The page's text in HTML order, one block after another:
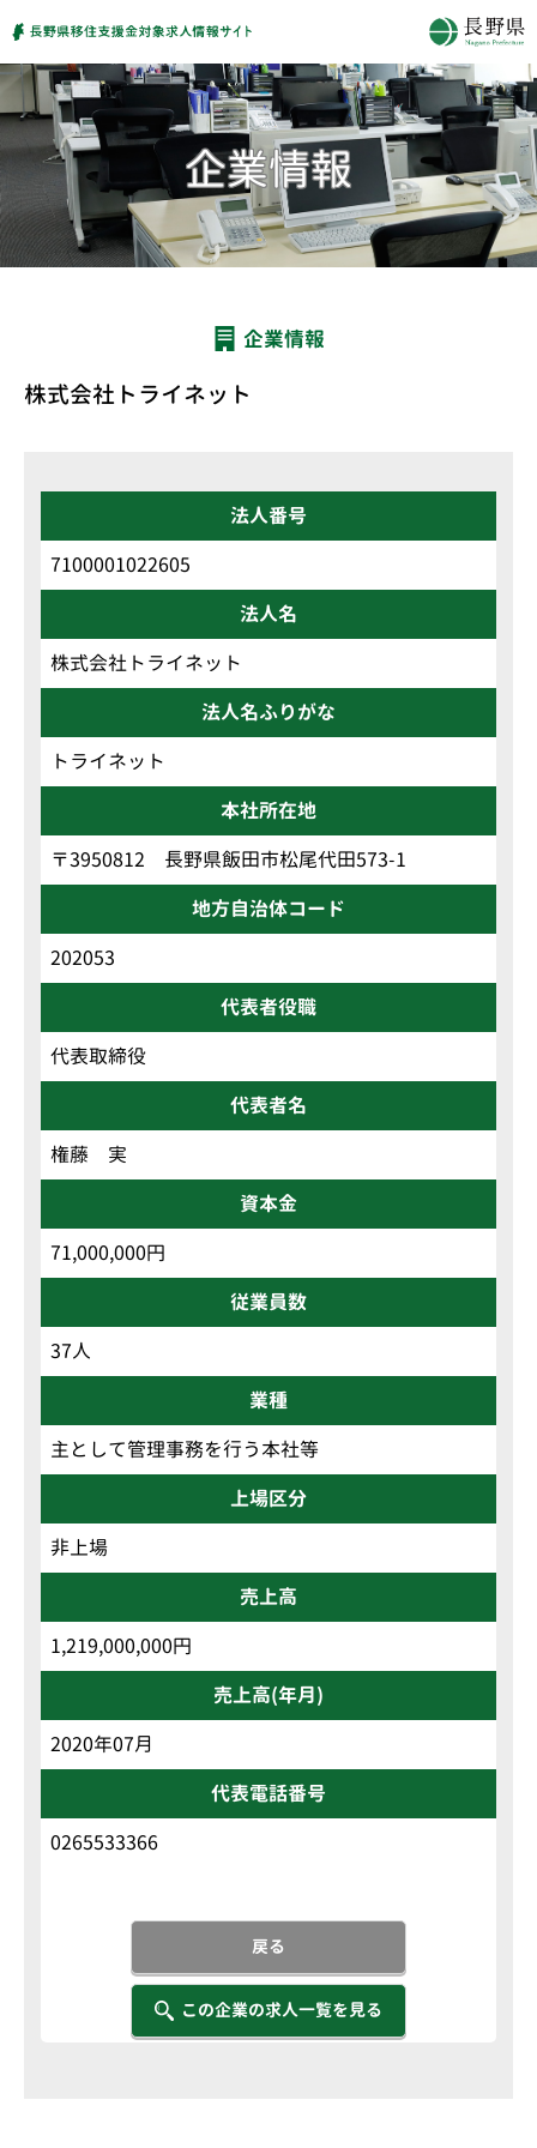
企業情報
株式会社トライネット
法人番号
7100001022605
法人名
株式会社トライネット
法人名ふりがな
トライネット
本社所在地
〒3950812 長野県飯田市松尾代田573-1
地方自治体コード
202053
代表者役職
代表取締役
代表者名
権藤 実
資本金
71,000,000円
従業員数
37人
業種
主として管理事務を行う本社等
上場区分
非上場
売上高
1,219,000,000円
売上高(年月)
2020年07月
代表電話番号
0265533366
戻る
この企業の求人一覧を見る